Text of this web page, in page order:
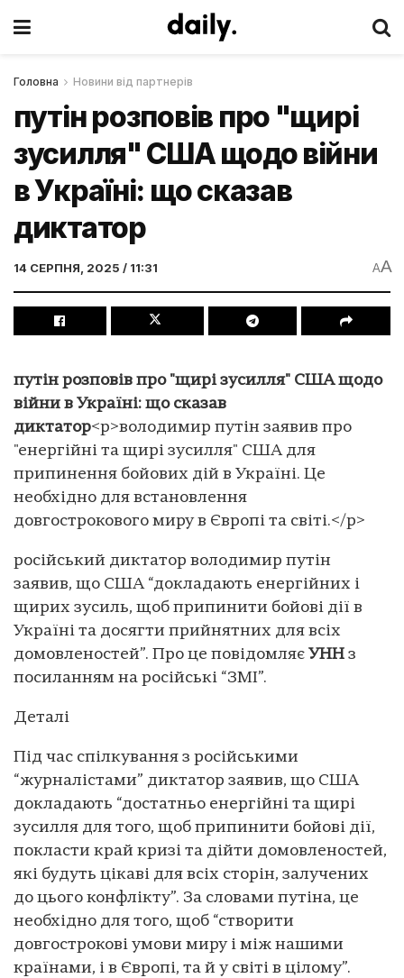
Головна Новини від партнерів
путін розповів про "щирі
зусилля" США щодо війни
в Україні: що сказав
диктатор
14 СЕРПНЯ, 2025 / 11:31 AA
путін розповів про "щирі зусилля" США щодо
війни в Україні: що сказав
диктатор<p>володимир путін заявив про
"енергійні та щирі зусилля" США для
припинення бойових дій в Україні. Це
необхідно для встановлення
довгострокового миру в Європі та світі.</p>
російський диктатор володимир путін
заявив, що США “докладають енергійних і
щирих зусиль, щоб припинити бойові дії в
Україні та досягти прийнятних для всіх
домовленостей”. Про це повідомляє УНН з
посиланням на російські “ЗМІ”.
Деталі
Під час спілкування з російськими
“журналістами” диктатор заявив, що США
докладають “достатньо енергійні та щирі
зусилля для того, щоб припинити бойові дії,
покласти край кризі та дійти домовленостей,
які будуть цікаві для всіх сторін, залучених
до цього конфлікту”. За словами путіна, це
необхідно для того, щоб “створити
довгострокові умови миру і між нашими
країнами, і в Європі, та й у світі в цілому”.